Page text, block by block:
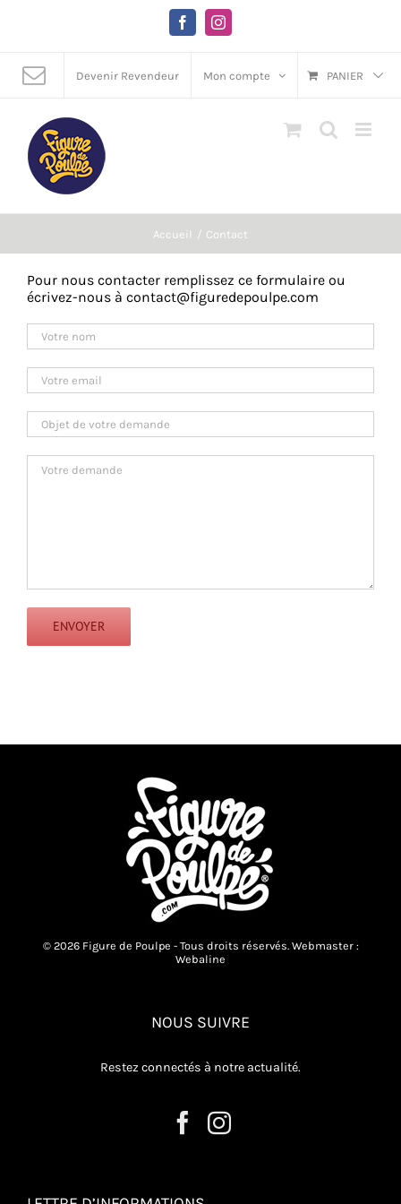
FacebookInstagram
Devenir Revendeur Mon compte PANIER
Accueil Contact
Pour nous contacter remplissez ce formulaire ou
écrivez-nous à contact@figuredepoulpe.com
© 2026 Figure de Poulpe - Tous droits réservés. Webmaster :
Webaline
NOUS SUIVRE
Restez connectés à notre actualité.